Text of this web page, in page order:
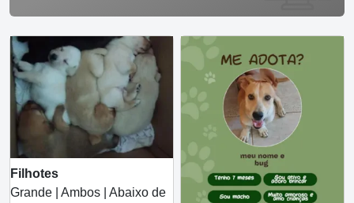
Filhotes
Grande | Ambos | Abaixo de